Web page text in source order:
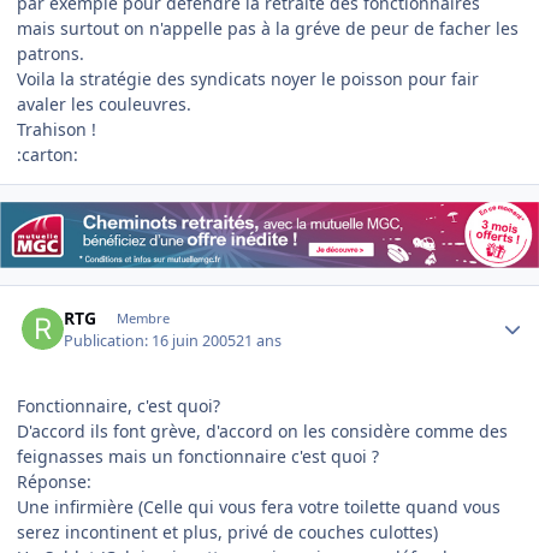
mais surtout on n'appelle pas à la gréve de peur de facher les
patrons.
Voila la stratégie des syndicats noyer le poisson pour fair
avaler les couleuvres.
Trahison !
:carton:
RTG Membre
Publication: 16 juin 200521 ans
Fonctionnaire, c'est quoi?
D'accord ils font grève, d'accord on les considère comme des
feignasses mais un fonctionnaire c'est quoi ?
Réponse:
Une infirmière (Celle qui vous fera votre toilette quand vous
serez incontinent et plus, privé de couches culottes)